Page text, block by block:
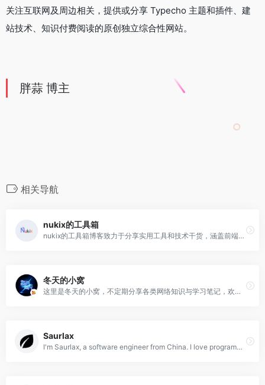
关注互联网及周边相关，提供或分享 Typecho 主题和插件、建
站技术、知识付费阅读的原创独立综合性网站。
胖蒜 博主
相关导航
nukix的工具箱
nukix的工具箱博客致力于分享实用工具和技术干货，涵盖前端开发、网站优化、编程技巧和生活便捷工具等内容。
冬天的小窝
这里是冬天的小窝，不定期分享各类网络知识与学习笔记，欢迎订阅我的博客！
Saurlax
I'm Saurlax, a software engineer from China. I love programming, open source, and sharing knowledge.